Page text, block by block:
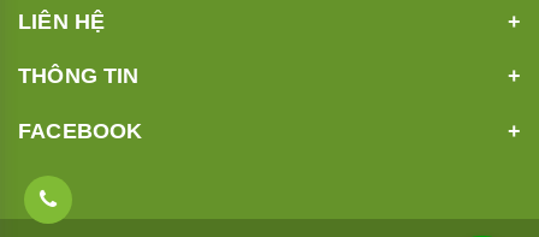
LIÊN HỆ
THÔNG TIN
FACEBOOK